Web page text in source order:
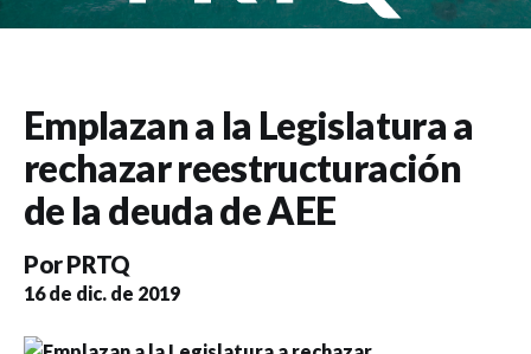
Emplazan a la Legislatura a
rechazar reestructuración
de la deuda de AEE
PorPRTQ
16 de dic. de 2019